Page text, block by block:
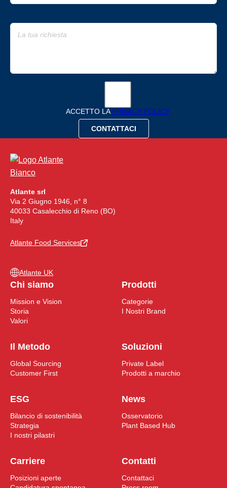
ACCETTO LAPRIVACY POLICY
Atlante srl
Via 2 Giugno 1946, n° 8
40033 Casalecchio di Reno (BO)
Italy
Atlante Food Services
Atlante UK
Chi siamo
Mission e Vision
Storia
Valori
Prodotti
Categorie
I Nostri Brand
Il Metodo
Global Sourcing
Customer First
Soluzioni
Private Label
Prodotti a marchio
ESG
Bilancio di sostenibilità
Strategia
I nostri pilastri
News
Osservatorio
Plant Based Hub
Carriere
Posizioni aperte
Contatti
Contattaci